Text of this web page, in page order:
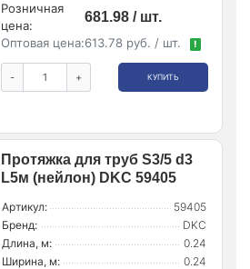
Розничная
цена:
681.98 / шт.
Оптовая цена:613.78 руб. / шт. !
- + КУПИТЬ
Протяжка для труб S3/5 d3
L5м (нейлон) DKC 59405
Артикул:
59405
Бренд:
DKC
Длина, м:
0.24
Ширина, м:
0.24